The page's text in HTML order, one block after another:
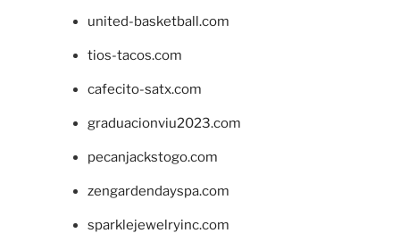
united-basketball.com
tios-tacos.com
cafecito-satx.com
graduacionviu2023.com
pecanjackstogo.com
zengardendayspa.com
sparklejewelryinc.com